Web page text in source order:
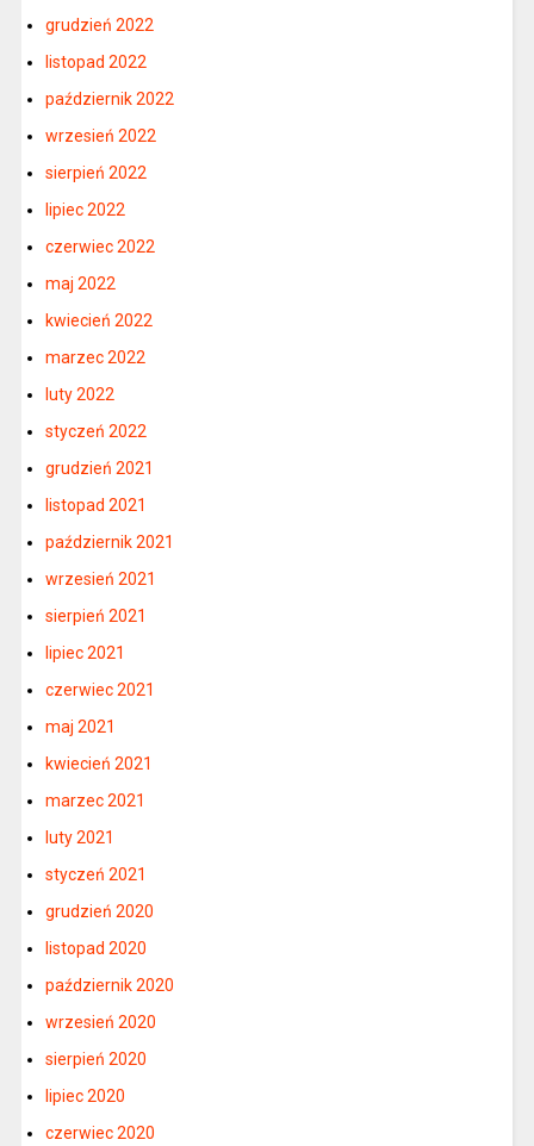
grudzień 2022
listopad 2022
październik 2022
wrzesień 2022
sierpień 2022
lipiec 2022
czerwiec 2022
maj 2022
kwiecień 2022
marzec 2022
luty 2022
styczeń 2022
grudzień 2021
listopad 2021
październik 2021
wrzesień 2021
sierpień 2021
lipiec 2021
czerwiec 2021
maj 2021
kwiecień 2021
marzec 2021
luty 2021
styczeń 2021
grudzień 2020
listopad 2020
październik 2020
wrzesień 2020
sierpień 2020
lipiec 2020
czerwiec 2020